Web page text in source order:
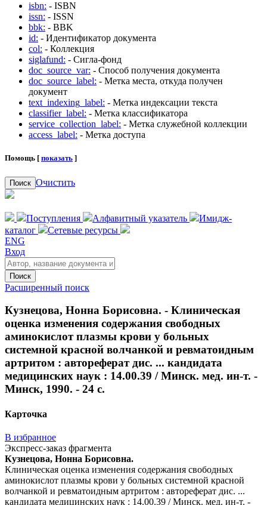
isbn: - ISBN
issn: - ISSN
bbk: - BBK
id: - Идентификатор документа
col: - Коллекция
siglafund: - Сигла-фонд
doc_source_var: - Способ получения документа
doc_source_label: - Метка места, откуда получен
документ
text_indexing_label: - Метка индексации текста
classifier_label: - Метка классификатора
service_collection_label: - Метка служебной коллекции
access_label: - Метка доступа
Помощь [ показать ]
Поиск Очистить
Поступления Алфавитный указатель
Имидж-
каталог
Сетевые ресурсы
ENG
Вход
Поиск
Расширенный поиск
Кузнецова, Нонна Борисовна. - Клиническая
оценка изменения содержания свободных
аминокислот плазмы крови у больных
системной красной волчанкой и ревматоидным
артритом : автореферат дис. ... кандидата
медицинских наук : 14.00.39 / Минск. мед. ин-т. -
Минск, 1990. - 24 с.
Карточка
В избранное
Экспресс-заказ фрагмента
Кузнецова, Нонна Борисовна.
Клиническая оценка изменения содержания свободных
аминокислот плазмы крови у больных системной красной
волчанкой и ревматоидным артритом : автореферат дис. ...
кандидата медицинских наук : 14.00.39 / Минск. мед. ин-т. -